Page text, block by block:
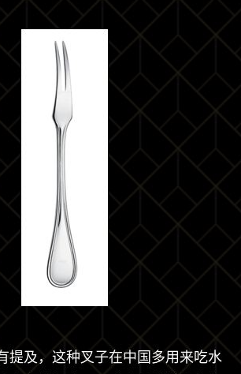
提及，这种叉子在中国多用来吃水